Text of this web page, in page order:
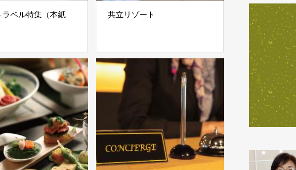
ラベル特集（本紙 共立リゾート